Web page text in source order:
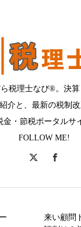
税理士なび®。決
介と、最新の税制
金・節税ポータルサ
FOLLOW ME!
来い顧問